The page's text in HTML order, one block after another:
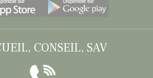
CONSEIL, SAV